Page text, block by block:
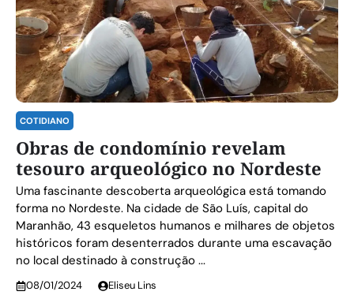
COTIDIANO
Obras de condomínio revelam
tesouro arqueológico no Nordeste
Uma fascinante descoberta arqueológica está tomando
forma no Nordeste. Na cidade de São Luís, capital do
Maranhão, 43 esqueletos humanos e milhares de objetos
históricos foram desenterrados durante uma escavação
no local destinado à construção ...
08/01/2024 Eliseu Lins